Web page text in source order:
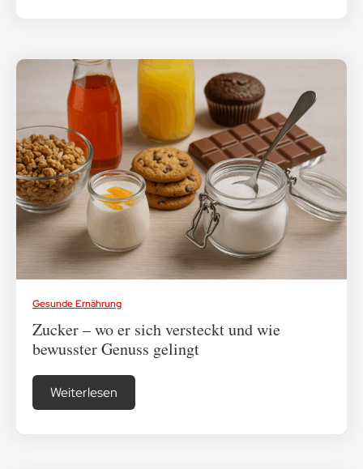
Gesunde Ernährung
Zucker – wo er sich versteckt und wie
bewusster Genuss gelingt
Weiterlesen